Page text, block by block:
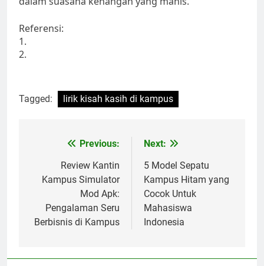
Referensi:
1.
2.
Tagged: lirik kisah kasih di kampus
navigation
Previous:
Review Kantin
Kampus Simulator
Mod Apk:
Pengalaman Seru
Berbisnis di Kampus
Next:
5 Model Sepatu
Kampus Hitam yang
Cocok Untuk
Mahasiswa
Indonesia